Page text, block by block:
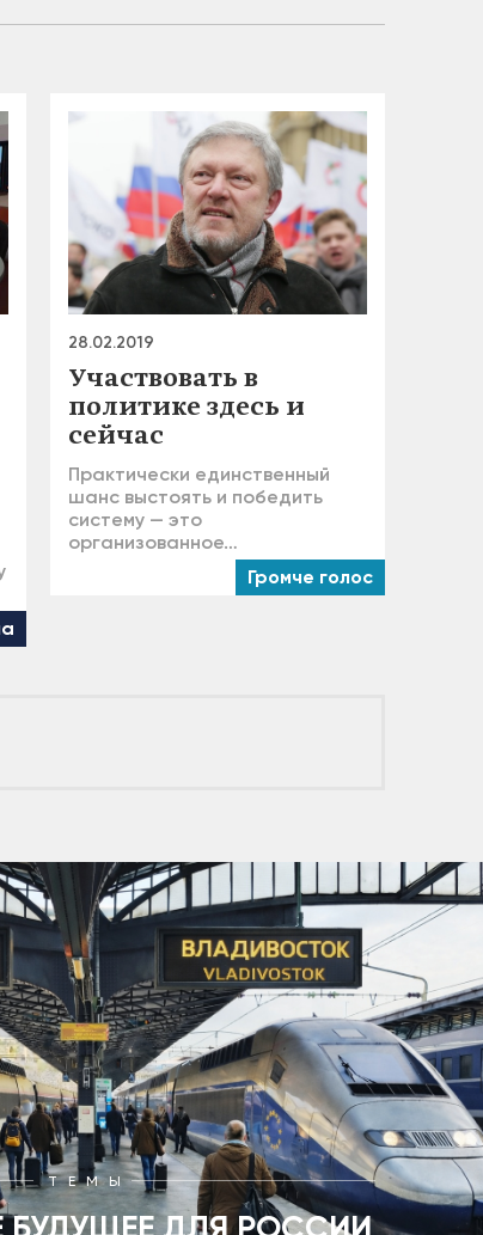
28.02.2019
Участвовать в
политике здесь и
сейчас
Практически единственный
шанс выстоять и победить
систему — это
организованное…
Громче голос
ТЕМЫ